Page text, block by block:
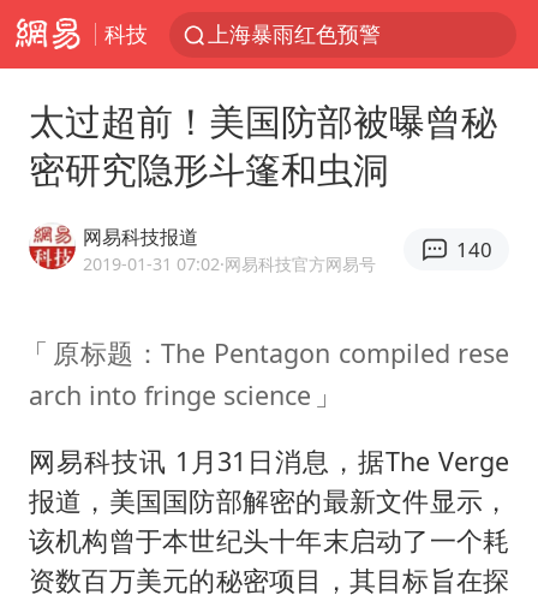
科技
上海暴雨红色预警
上海全域长途客运班次全部停运
周星驰母亲现身香港路演现场
国足U17与阿森纳决赛取消 并列冠军
王艺迪2-4不敌张本美和止步4强
以军士兵把枪口对准中国记者
于东来直播和胖东来核心团队开会
2025年小学教师减少13.19万
太过超前！美国防部被曝曾秘
密研究隐形斗篷和虫洞
网易科技报道
2019-01-31 07:02·网易科技官方网易号
140
原标题：The Pentagon compiled rese
arch into fringe science
网易科技讯 1月31日消息，据The Verge
报道，美国国防部解密的最新文件显示，
该机构曾于本世纪头十年末启动了一个耗
资数百万美元的秘密项目，其目标旨在探